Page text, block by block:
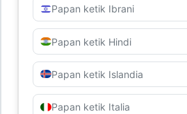
Papan ketik Ibrani
Papan ketik Hindi
Papan ketik Islandia
Papan ketik Italia